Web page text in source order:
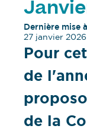
Dernière mise
27 janvier 2026
Pour
de
de la